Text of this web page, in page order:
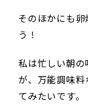
そのほかにも
う！
私は忙しい朝
が、万能調味
てみたいです。